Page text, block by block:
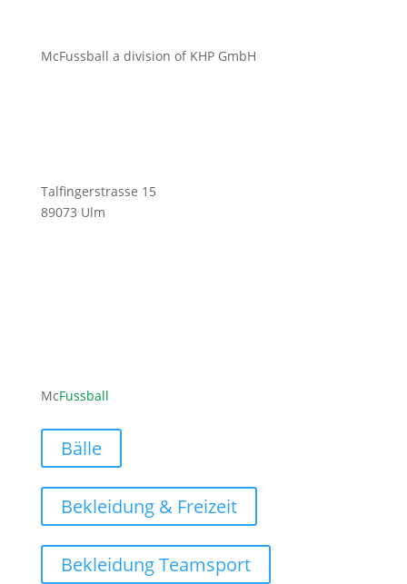
McFussball a division of KHP GmbH
Talfingerstrasse 15
89073 Ulm
McFussball
Bälle
Bekleidung & Freizeit
Bekleidung Teamsport